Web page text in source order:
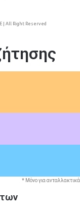
| All Right Reserved
* Μόνο για ανταλλακτικά